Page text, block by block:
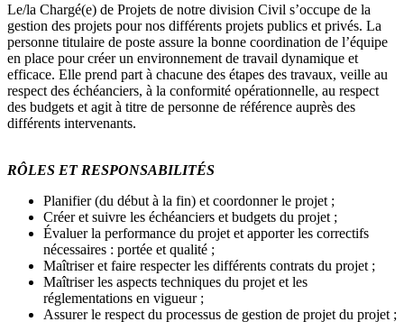
Le/la Chargé(e) de Projets de notre division Civil s’occupe de la
gestion des projets pour nos différents projets publics et privés. La
personne titulaire de poste assure la bonne coordination de l’équipe
en place pour créer un environnement de travail dynamique et
efficace. Elle prend part à chacune des étapes des travaux, veille au
respect des échéanciers, à la conformité opérationnelle, au respect
des budgets et agit à titre de personne de référence auprès des
différents intervenants.
RÔLES ET RESPONSABILITÉS
Planifier (du début à la fin) et coordonner le projet ;
Créer et suivre les échéanciers et budgets du projet ;
Évaluer la performance du projet et apporter les correctifs
nécessaires : portée et qualité ;
Maîtriser et faire respecter les différents contrats du projet ;
Maîtriser les aspects techniques du projet et les
réglementations en vigueur ;
Assurer le respect du processus de gestion de projet du projet ;